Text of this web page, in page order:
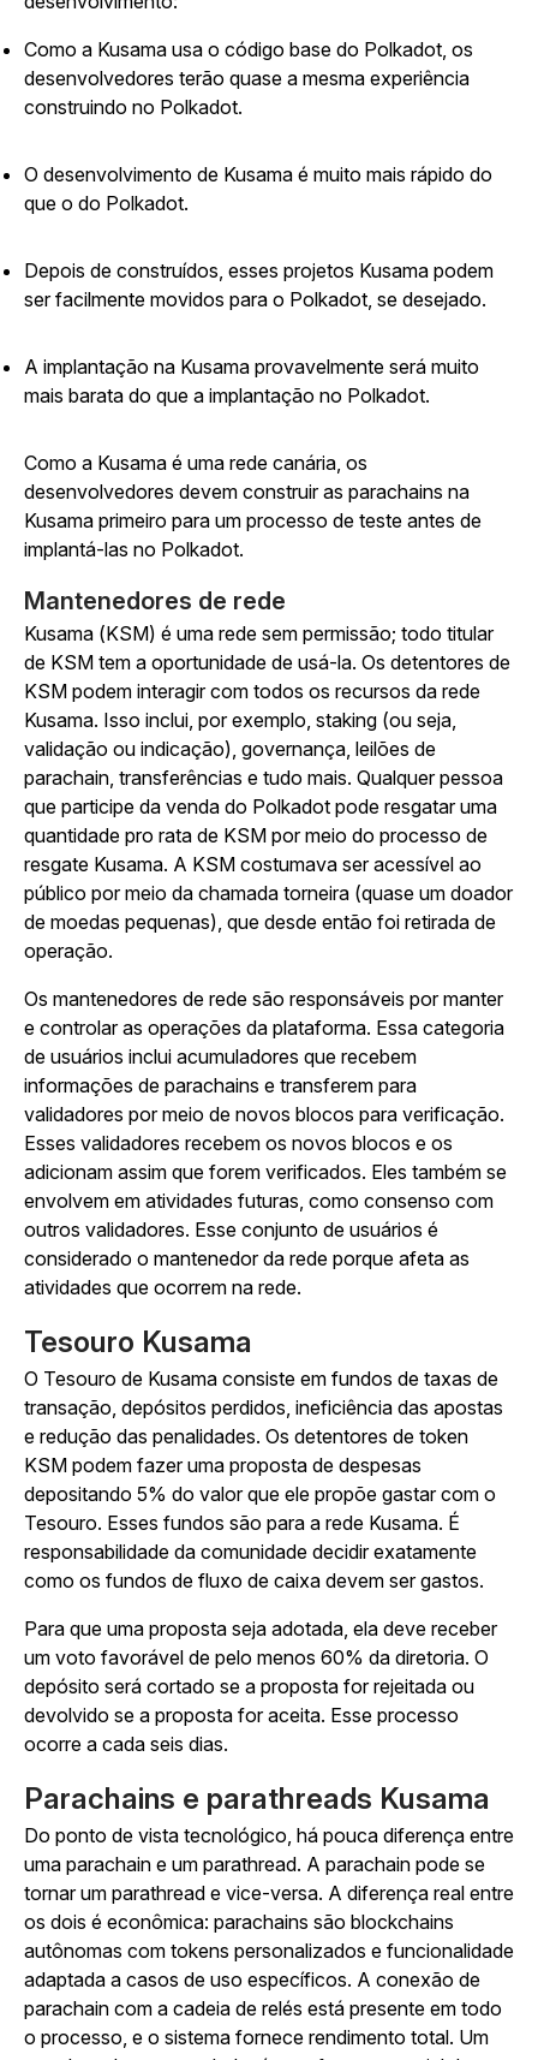
Como a Kusama usa o código base do Polkadot, os
desenvolvedores terão quase a mesma experiência
construindo no Polkadot.
O desenvolvimento de Kusama é muito mais rápido do
que o do Polkadot.
Depois de construídos, esses projetos Kusama podem
ser facilmente movidos para o Polkadot, se desejado.
A implantação na Kusama provavelmente será muito
mais barata do que a implantação no Polkadot.
Como a Kusama é uma rede canária, os
desenvolvedores devem construir as parachains na
Kusama primeiro para um processo de teste antes de
implantá-las no Polkadot.
Mantenedores de rede
Kusama (KSM) é uma rede sem permissão; todo titular
de KSM tem a oportunidade de usá-la. Os detentores de
KSM podem interagir com todos os recursos da rede
Kusama. Isso inclui, por exemplo, staking (ou seja,
validação ou indicação), governança, leilões de
parachain, transferências e tudo mais. Qualquer pessoa
que participe da venda do Polkadot pode resgatar uma
quantidade pro rata de KSM por meio do processo de
resgate Kusama. A KSM costumava ser acessível ao
público por meio da chamada torneira (quase um doador
de moedas pequenas), que desde então foi retirada de
operação.
Os mantenedores de rede são responsáveis por manter
e controlar as operações da plataforma. Essa categoria
de usuários inclui acumuladores que recebem
informações de parachains e transferem para
validadores por meio de novos blocos para verificação.
Esses validadores recebem os novos blocos e os
adicionam assim que forem verificados. Eles também se
envolvem em atividades futuras, como consenso com
outros validadores. Esse conjunto de usuários é
considerado o mantenedor da rede porque afeta as
atividades que ocorrem na rede.
Tesouro Kusama
O Tesouro de Kusama consiste em fundos de taxas de
transação, depósitos perdidos, ineficiência das apostas
e redução das penalidades. Os detentores de token
KSM podem fazer uma proposta de despesas
depositando 5% do valor que ele propõe gastar com o
Tesouro. Esses fundos são para a rede Kusama. É
responsabilidade da comunidade decidir exatamente
como os fundos de fluxo de caixa devem ser gastos.
Para que uma proposta seja adotada, ela deve receber
um voto favorável de pelo menos 60% da diretoria. O
depósito será cortado se a proposta for rejeitada ou
devolvido se a proposta for aceita. Esse processo
ocorre a cada seis dias.
Parachains e parathreads Kusama
Do ponto de vista tecnológico, há pouca diferença entre
uma parachain e um parathread. A parachain pode se
tornar um parathread e vice-versa. A diferença real entre
os dois é econômica: parachains são blockchains
autônomas com tokens personalizados e funcionalidade
adaptada a casos de uso específicos. A conexão de
parachain com a cadeia de relés está presente em todo
o processo, e o sistema fornece rendimento total. Um